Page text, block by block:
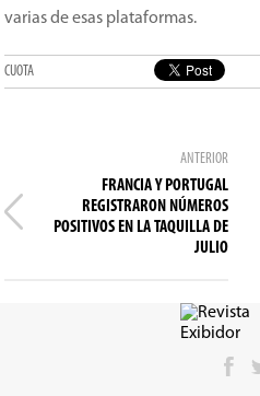
varias de esas plataformas.
CUOTA
ANTERIOR
FRANCIA Y PORTUGAL
REGISTRARON NÚMEROS
POSITIVOS EN LA TAQUILLA DE
JULIO